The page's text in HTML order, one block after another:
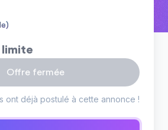
limite
Offre fermée
ont déjà postulé à cette annonce !